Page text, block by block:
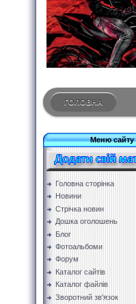
ГОЛОВНА
Меню сайту
Головна сторінка
Новини
Стрічка новин
Дошка оголошень
Блог
Фотоальбоми
Форум
Каталог сайтів
Каталог файлів
Зворотний зв'язок